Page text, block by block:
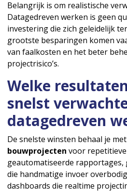
Belangrijk is om realistische
Datagedreven werken is geen
investering die zich geleidelijk
grootste besparingen komen
van faalkosten en het beter
projectrisico’s.
Welke
snelst
datagedreven
De snelste winsten behaal je met
bouwprojecten voor
geautomatiseerde rapportages,
die handmatige invoer
dashboards die realtime